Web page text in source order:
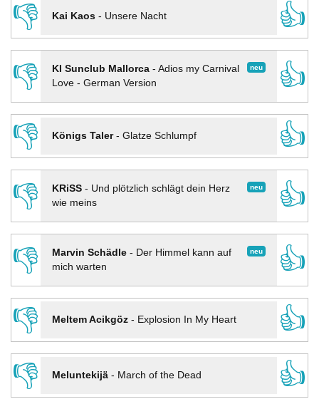
👎
Kai Kaos- Unsere Nacht
👍
👎
neu
KI Sunclub Mallorca- Adios my Carnival
Love - German Version
👍
👎
Königs Taler- Glatze Schlumpf
👍
👎
neu
KRiSS- Und plötzlich schlägt dein Herz
wie meins
👍
👎 neu
Marvin Schädle- Der Himmel kann auf
mich warten
👍
👎
Meltem Acikgöz- Explosion In My Heart
👍
👎
Meluntekijä- March of the Dead
👍